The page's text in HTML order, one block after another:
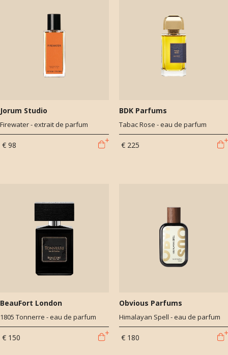
Jorum Studio
Firewater - extrait de parfum
€ 98
BDK Parfums
Tabac Rose - eau de parfum
€ 225
BeauFort London
1805 Tonnerre - eau de parfum
€ 150
Obvious Parfums
Himalayan Spell - eau de parfum
€ 180